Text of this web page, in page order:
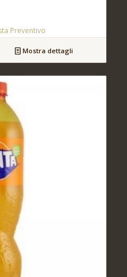
Preventivo
Mostra dettagli